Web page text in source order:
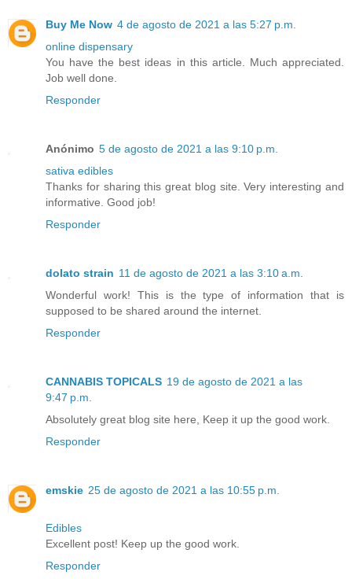
Buy Me Now 4 de agosto de 2021 a las 5:27 p.m.
online dispensary
You have the best ideas in this article. Much appreciated.
Job well done.
Responder
Anónimo 5 de agosto de 2021 a las 9:10 p.m.
sativa edibles
Thanks for sharing this great blog site. Very interesting and
informative. Good job!
Responder
dolato strain 11 de agosto de 2021 a las 3:10 a.m.
Wonderful work! This is the type of information that is
supposed to be shared around the internet.
Responder
CANNABIS TOPICALS 19 de agosto de 2021 a las
9:47 p.m.
Absolutely great blog site here, Keep it up the good work.
Responder
emskie 25 de agosto de 2021 a las 10:55 p.m.
Edibles
Excellent post! Keep up the good work.
Responder